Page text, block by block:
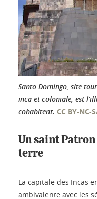
Santo Domingo, site
inca et coloniale, est
cohabitent. CC BY-NC-
Un saint
terre
La capitale des Incas
ambivalente avec les